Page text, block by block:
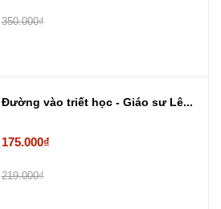
350.000₫
Đường vào triết học - Giáo sư Lê...
175.000₫
219.000₫